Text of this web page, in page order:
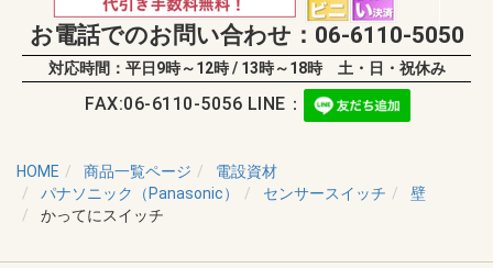
お電話でのお問い合わせ：06-6110-5050
対応時間：平日9時～12時 / 13時～18時 土・日・祝休み
FAX:06-6110-5056 LINE：
HOME 商品一覧ページ
電設資材
パナソニック（Panasonic）
センサースイッチ
壁
かってにスイッチ